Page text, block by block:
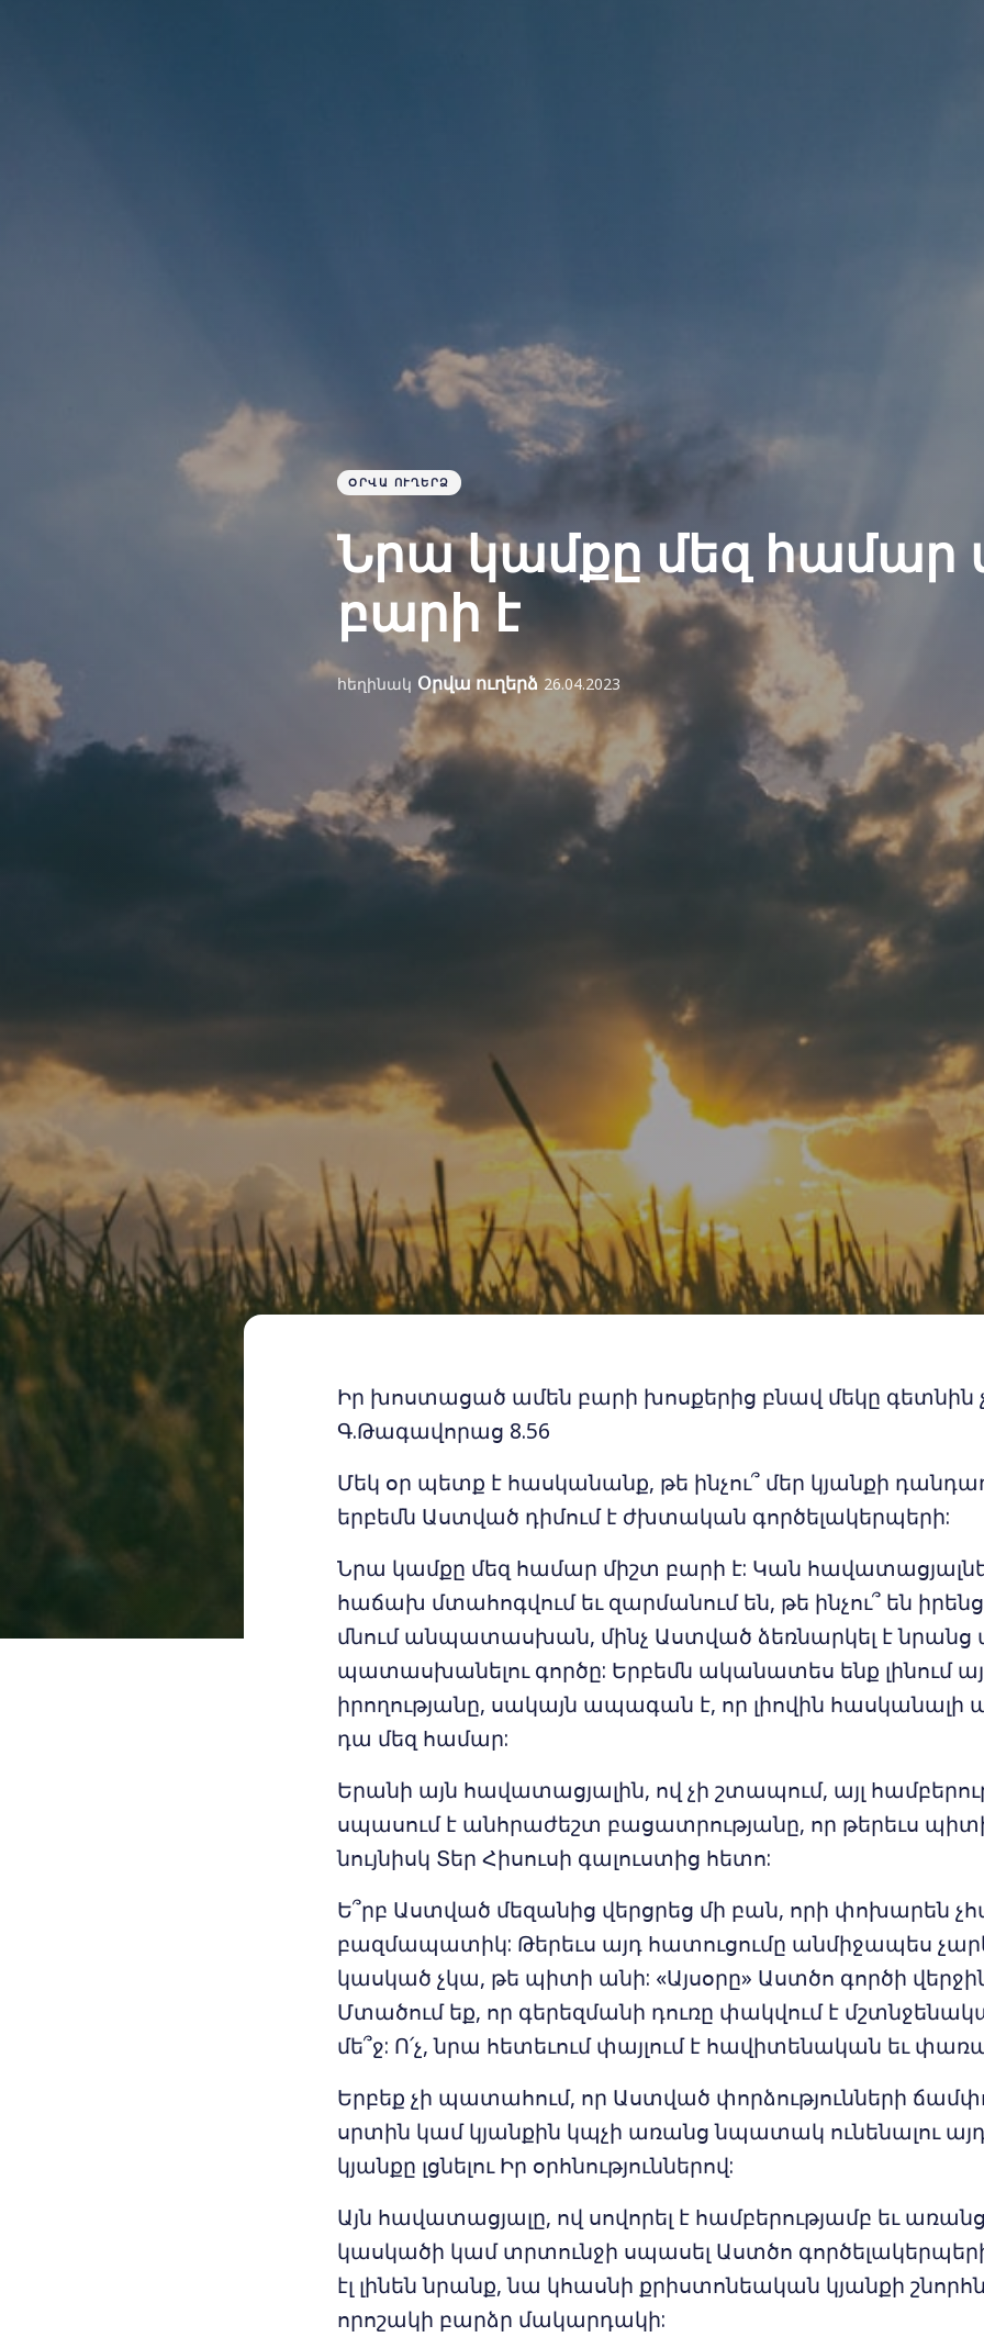
ՕՐՎԱ ՈՒՂԵՐՁ
Նրա կամքը մեզ համար
բարի է
հեղինակ Օրվա ուղերձ 26.04.2023
Իր խոստացած ամեն բարի խոսքերից բնավ մեկը գետնին
Գ.Թագավորաց 8.56
Մեկ օր պետք է հասկանանք, թե ինչու՞ մեր կյանքի
երբեմն Աստված դիմում է ժխտական գործելակերպերի:
Նրա կամքը մեզ համար միշտ բարի է: Կան
հաճախ մտահոգվում եւ զարմանում են, թե ինչու՞ են
մնում անպատասխան, մինչ Աստված ձեռնարկել է նրանց
պատասխանելու գործը: Երբեմն ականատես ենք լինում
իրողությանը, սակայն ապագան է, որ լիովին հասկանալի
դա մեզ համար:
Երանի այն հավատացյալին, ով չի շտապում, այլ
սպասում է անհրաժեշտ բացատրությանը, որ թերեւս
նույնիսկ Տեր Հիսուսի գալուստից հետո:
Ե՞րբ Աստված մեզանից վերցրեց մի բան, որի փոխարեն
բազմապատիկ: Թերեւս այդ հատուցումը անմիջապես
կասկած չկա, թե պիտի անի: «Այսօրը» Աստծո գործի վերջին
Մտածում եք, որ գերեզմանի դուռը փակվում է
մե՞ջ: Ո՛չ, նրա հետեւում փայլում է հավիտենական եւ
Երբեք չի պատահում, որ Աստված փորձությունների
սրտին կամ կյանքին կպչի առանց նպատակ ունենալու
կյանքը լցնելու Իր օրհնություններով:
Այն հավատացյալը, ով սովորել է համբերությամբ եւ
կասկածի կամ տրտունջի սպասել Աստծո
էլ լինեն նրանք, նա կհասնի քրիստոնեական կյանքի
որոշակի բարձր մակարդակի: